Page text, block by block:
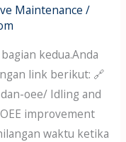
Maintenance /
kedua.Anda
link berikut: 🔗
oee/ Idling and
improvement
waktu ketika